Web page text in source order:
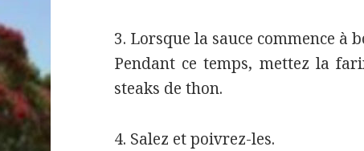
3. Lorsque la sauce commence à
Pendant ce temps, mettez la
steaks de thon.
4. Salez et poivrez-les.